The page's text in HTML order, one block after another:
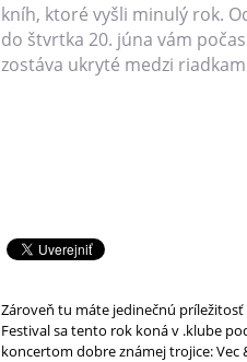
kníh, ktoré vyšli minulý rok.
do štvrtka 20. júna vám
zostáva ukryté medzi
Zároveň tu máte jedinečnú
Festival sa tento rok koná v .klube
koncertom dobre známej trojice: Vec